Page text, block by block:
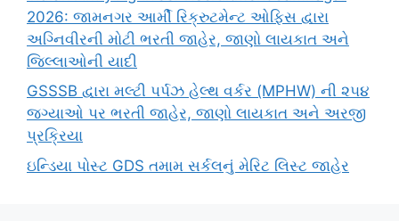
2026: જામનગર આર્મી રિક્રુટમેન્ટ ઓફિસ દ્વારા
અગ્નિવીરની મોટી ભરતી જાહેર, જાણો લાયકાત અને
જિલ્લાઓની યાદી
GSSSB દ્વારા મલ્ટી પર્પઝ હેલ્થ વર્કર (MPHW) ની ૨૫૪
જગ્યાઓ પર ભરતી જાહેર, જાણો લાયકાત અને અરજી
પ્રક્રિયા
ઇન્ડિયા પોસ્ટ GDS તમામ સર્કલનું મેરિટ લિસ્ટ જાહેર